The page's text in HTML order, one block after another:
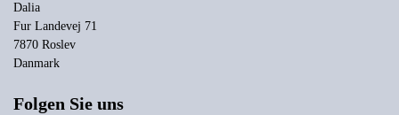
Dalia
Fur Landevej 71
7870 Roslev
Danmark
Folgen Sie uns